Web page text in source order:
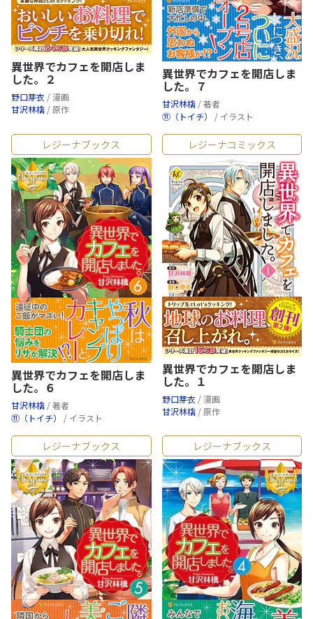
異世界でカフェを開店しま
した。２
野口芽衣 / 漫画
甘沢林檎 / 原作
異世界でカフェを開店しま
した。７
甘沢林檎 / 著者
⑪（トイチ） / イラスト
レジーナブックス
異世界でカフェを開店しま
した。６
甘沢林檎 / 著者
⑪（トイチ） / イラスト
レジーナコミックス
異世界でカフェを開店しま
した。１
野口芽衣 / 漫画
甘沢林檎 / 原作
レジーナブックス レジーナブックス